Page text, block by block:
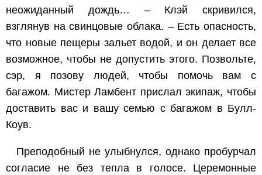
неожиданный дождь… – Клэй скривился,
взглянув на свинцовые облака. – Есть опасность,
что новые пещеры зальет водой, и он делает все
возможное, чтобы не допустить этого. Позвольте,
сэр, я позову людей, чтобы помочь вам с
багажом. Мистер Ламбент прислал экипаж, чтобы
доставить вас и вашу семью с багажом в Булл-
Коув.
Преподобный не улыбнулся, однако пробурчал
согласие не без тепла в голосе. Церемонные